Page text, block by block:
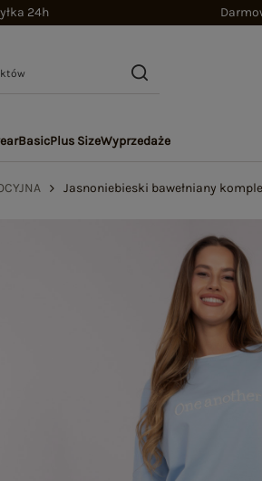
24h
BasicPlus SizeWyprzedaże
Jasnoniebieski bawełniany